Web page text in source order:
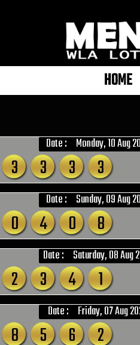
HOME
Date : Monday, 10 Aug
9 9 9 9
Date : Sunday, 09 Aug
0 4 0 8
Date : Saturday, 08 Aug
2 3 4 1
Date : Friday, 07 Aug
8 5 6 2